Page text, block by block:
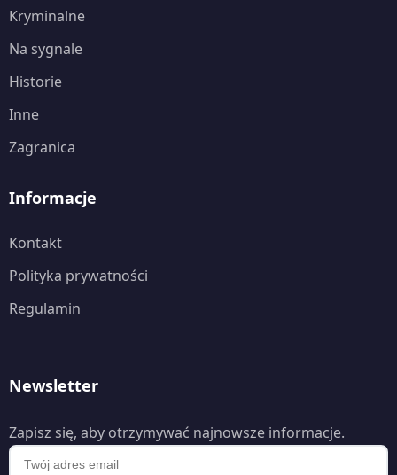
Kryminalne
Na sygnale
Historie
Inne
Zagranica
Informacje
Kontakt
Polityka prywatności
Regulamin
Newsletter
Zapisz się, aby otrzymywać najnowsze informacje.